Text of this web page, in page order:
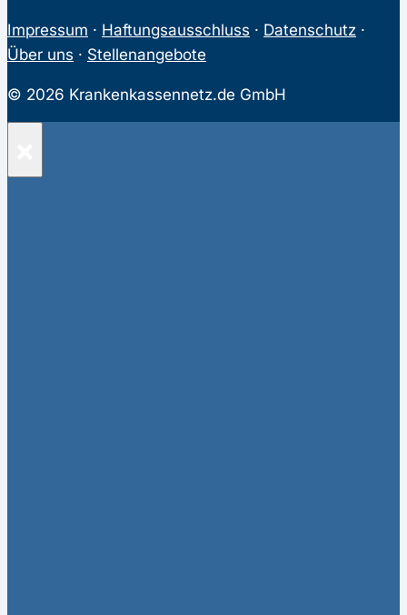
Impressum · Haftungsausschluss · Datenschutz ·
Über uns · Stellenangebote
© 2026 Krankenkassennetz.de GmbH